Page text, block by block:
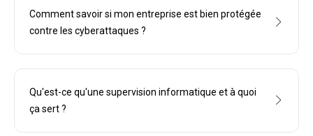
Comment savoir si mon entreprise est bien protégée
contre les cyberattaques ?
Qu'est-ce qu'une supervision informatique et à quoi
ça sert ?